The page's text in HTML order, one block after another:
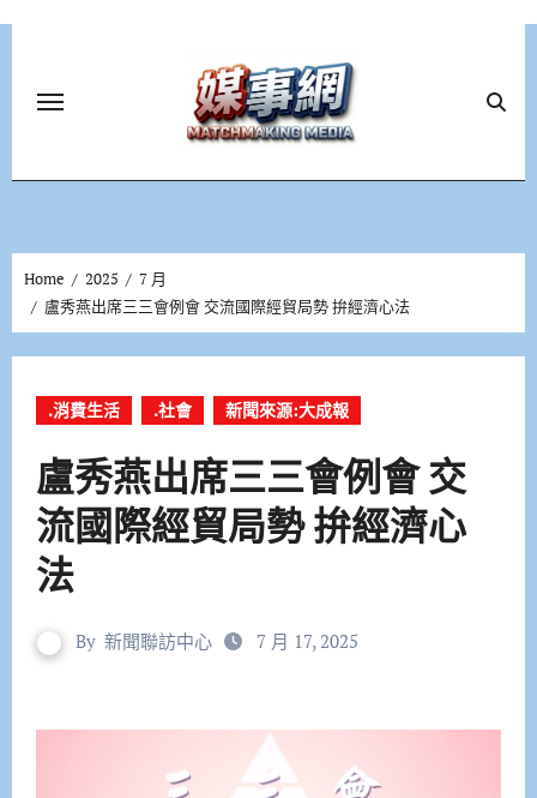
Home 2025
7 月
盧秀燕出席三三會例會 交流國際經貿局勢 拚經濟心法
.消費生活 .社會 新聞來源:大成報
盧秀燕出席三三會例會 交
流國際經貿局勢 拚經濟心
法
By 新聞聯訪中心 7 月 17, 2025